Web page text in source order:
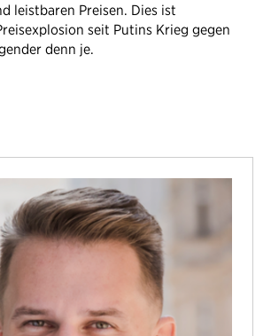
leistbaren Preisen. Dies ist
seit Putins Krieg gegen
denn je.